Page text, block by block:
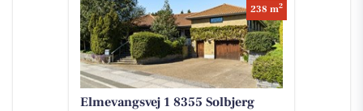
238 m2
Elmevangsvej 1 8355 Solbjerg